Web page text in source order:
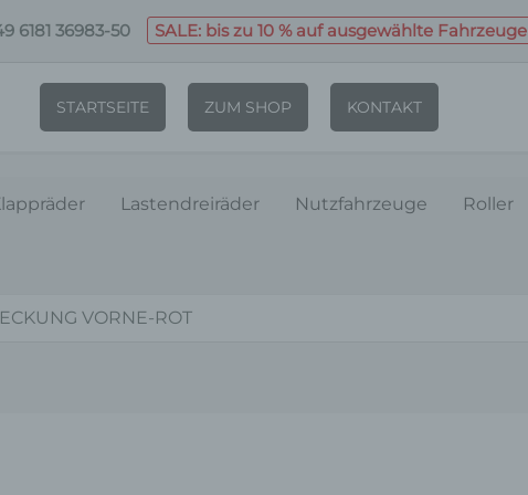
6181 36983-50 SALE: bis zu 10 % auf ausgewählte Fahrzeuge
STARTSEITE ZUM SHOP KONTAKT
Lastendreiräder Nutzfahrzeuge Roller
VORNE-ROT